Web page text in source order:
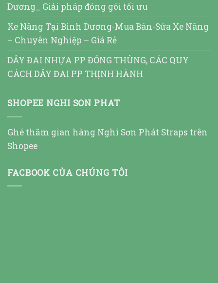
Dương_ Giải pháp đóng gói tối ưu
Xe Nâng Tại Bình Dương-Mua Bán-Sửa Xe Nâng
– Chuyên Nghiệp – Giá Rẻ
DÂY ĐAI NHỰA PP ĐÓNG THÙNG, CÁC QUY
CÁCH DÂY ĐAI PP THỊNH HÀNH
SHOPEE NGHI SON PHAT
Ghé thăm gian hàng Nghi Sơn Phát Straps trên
Shopee
FACBOOK CỦA CHÚNG TÔI